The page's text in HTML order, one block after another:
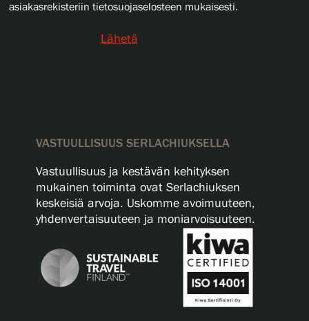
asiakasrekisteriin tietosuojaselosteen mukaisesti.
Lähetä
VASTUULLISUUS SERLACHIUKSELLA
Vastuullisuus ja kestävän kehityksen
mukainen toiminta ovat Serlachiuksen
keskeisiä arvoja. Uskomme avoimuuteen,
yhdenvertaisuuteen ja moniarvoisuuteen.